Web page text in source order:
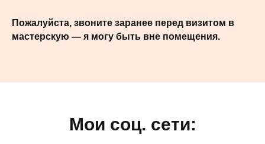
Пожалуйста, звоните заранее перед визитом в
мастерскую — я могу быть вне помещения.
Мои соц. сети: